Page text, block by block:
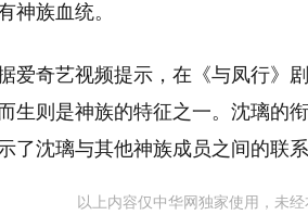
神族血统。
爱奇艺视频提示，在《与凤行》
生则是神族的特征之一。沈璃的
了沈璃与其他神族成员之间的联
以上内容仅中华网独家使用，未